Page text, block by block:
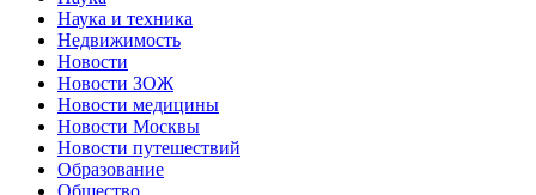
Наука и техника
Недвижимость
Новости
Новости ЗОЖ
Новости медицины
Новости Москвы
Новости путешествий
Образование